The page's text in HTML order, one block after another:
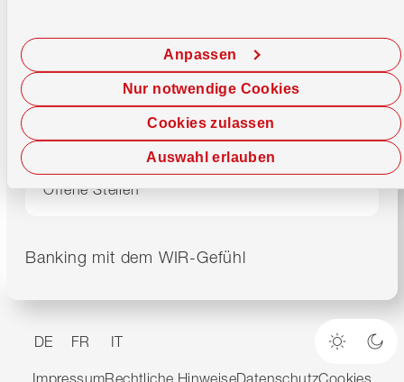
Cookies zulassen
Anpassen
Auswahl erlauben
Nur notwendige Cookies
0800 947 940
24/7 Debit Helpline
061 277 98 76
Karte sperren
Login vergessen
Offene Stellen
Banking mit dem WIR-Gefühl
DE FR IT
Heller
ImpressumRechtliche HinweiseDatenschutzCookies